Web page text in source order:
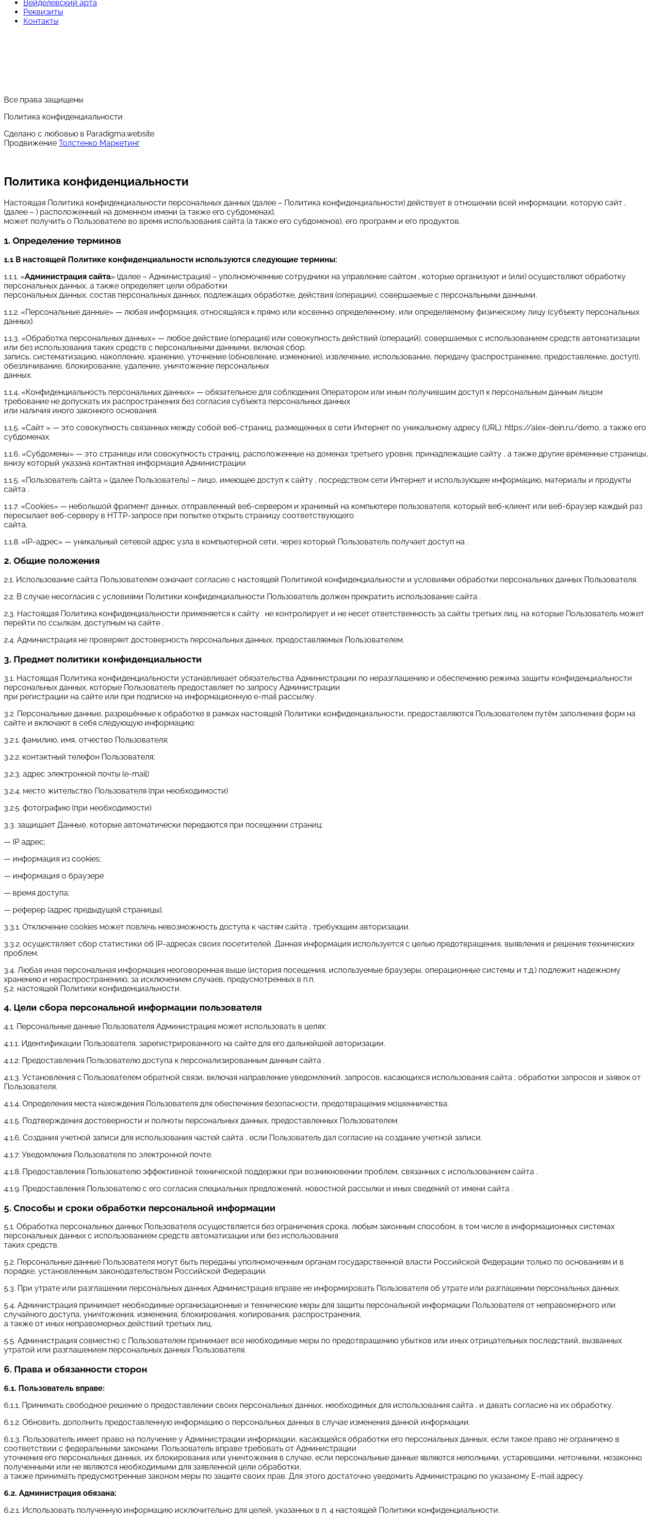
Вейделевский арта
Реквизиты
Контакты
Все права защищены
Политика конфиденциальности
Сделано с любовью в Paradigma.website
Продвижение Толстенко Маркетинг
Политика конфиденциальности
Настоящая Политика конфиденциальности персональных данных (далее – Политика конфиденциальности) действует в отношении всей информации, которую сайт ,
(далее – ) расположенный на доменном имени (а также его субдоменах),
может получить о Пользователе во время использования сайта (а также его субдоменов), его программ и его продуктов.
1. Определение терминов
1.1 В настоящей Политике конфиденциальности используются следующие термины:
1.1.1. «Администрация сайта» (далее – Администрация) – уполномоченные сотрудники на управление сайтом , которые организуют и (или) осуществляют обработку
персональных данных, а также определяет цели обработки
персональных данных, состав персональных данных, подлежащих обработке, действия (операции), совершаемые с персональными данными.
1.1.2. «Персональные данные» — любая информация, относящаяся к прямо или косвенно определенному, или определяемому физическому лицу (субъекту персональных
данных).
1.1.3. «Обработка персональных данных» — любое действие (операция) или совокупность действий (операций), совершаемых с использованием средств автоматизации
или без использования таких средств с персональными данными, включая сбор,
запись, систематизацию, накопление, хранение, уточнение (обновление, изменение), извлечение, использование, передачу (распространение, предоставление, доступ),
обезличивание, блокирование, удаление, уничтожение персональных
данных.
1.1.4. «Конфиденциальность персональных данных» — обязательное для соблюдения Оператором или иным получившим доступ к персональным данным лицом
требование не допускать их распространения без согласия субъекта персональных данных
или наличия иного законного основания.
1.1.5. «Сайт » — это совокупность связанных между собой веб-страниц, размещенных в сети Интернет по уникальному адресу (URL): https://alex-dein.ru/demo, а также его
субдоменах.
1.1.6. «Субдомены» — это страницы или совокупность страниц, расположенные на доменах третьего уровня, принадлежащие сайту , а также другие временные страницы,
внизу который указана контактная информация Администрации
1.1.5. «Пользователь сайта » (далее Пользователь) – лицо, имеющее доступ к сайту , посредством сети Интернет и использующее информацию, материалы и продукты
сайта .
1.1.7. «Cookies» — небольшой фрагмент данных, отправленный веб-сервером и хранимый на компьютере пользователя, который веб-клиент или веб-браузер каждый раз
пересылает веб-серверу в HTTP-запросе при попытке открыть страницу соответствующего
сайта.
1.1.8. «IP-адрес» — уникальный сетевой адрес узла в компьютерной сети, через который Пользователь получает доступ на .
2. Общие положения
2.1. Использование сайта Пользователем означает согласие с настоящей Политикой конфиденциальности и условиями обработки персональных данных Пользователя.
2.2. В случае несогласия с условиями Политики конфиденциальности Пользователь должен прекратить использование сайта .
2.3. Настоящая Политика конфиденциальности применяется к сайту . не контролирует и не несет ответственность за сайты третьих лиц, на которые Пользователь может
перейти по ссылкам, доступным на сайте .
2.4. Администрация не проверяет достоверность персональных данных, предоставляемых Пользователем.
3. Предмет политики конфиденциальности
3.1. Настоящая Политика конфиденциальности устанавливает обязательства Администрации по неразглашению и обеспечению режима защиты конфиденциальности
персональных данных, которые Пользователь предоставляет по запросу Администрации
при регистрации на сайте или при подписке на информационную e-mail рассылку.
3.2. Персональные данные, разрешённые к обработке в рамках настоящей Политики конфиденциальности, предоставляются Пользователем путём заполнения форм на
сайте и включают в себя следующую информацию:
3.2.1. фамилию, имя, отчество Пользователя;
3.2.2. контактный телефон Пользователя;
3.2.3. адрес электронной почты (e-mail)
3.2.4. место жительство Пользователя (при необходимости)
3.2.5. фотографию (при необходимости)
3.3. защищает Данные, которые автоматически передаются при посещении страниц:
— IP адрес;
— информация из cookies;
— информация о браузере
— время доступа;
— реферер (адрес предыдущей страницы).
3.3.1. Отключение cookies может повлечь невозможность доступа к частям сайта , требующим авторизации.
3.3.2. осуществляет сбор статистики об IP-адресах своих посетителей. Данная информация используется с целью предотвращения, выявления и решения технических
проблем.
3.4. Любая иная персональная информация неоговоренная выше (история посещения, используемые браузеры, операционные системы и т.д.) подлежит надежному
хранению и нераспространению, за исключением случаев, предусмотренных в п.п.
5.2. настоящей Политики конфиденциальности.
4. Цели сбора персональной информации пользователя
4.1. Персональные данные Пользователя Администрация может использовать в целях:
4.1.1. Идентификации Пользователя, зарегистрированного на сайте для его дальнейшей авторизации.
4.1.2. Предоставления Пользователю доступа к персонализированным данным сайта .
4.1.3. Установления с Пользователем обратной связи, включая направление уведомлений, запросов, касающихся использования сайта , обработки запросов и заявок от
Пользователя.
4.1.4. Определения места нахождения Пользователя для обеспечения безопасности, предотвращения мошенничества.
4.1.5. Подтверждения достоверности и полноты персональных данных, предоставленных Пользователем.
4.1.6. Создания учетной записи для использования частей сайта , если Пользователь дал согласие на создание учетной записи.
4.1.7. Уведомления Пользователя по электронной почте.
4.1.8. Предоставления Пользователю эффективной технической поддержки при возникновении проблем, связанных с использованием сайта .
4.1.9. Предоставления Пользователю с его согласия специальных предложений, новостной рассылки и иных сведений от имени сайта .
5. Способы и сроки обработки персональной информации
5.1. Обработка персональных данных Пользователя осуществляется без ограничения срока, любым законным способом, в том числе в информационных системах
персональных данных с использованием средств автоматизации или без использования
таких средств.
5.2. Персональные данные Пользователя могут быть переданы уполномоченным органам государственной власти Российской Федерации только по основаниям и в
порядке, установленным законодательством Российской Федерации.
5.3. При утрате или разглашении персональных данных Администрация вправе не информировать Пользователя об утрате или разглашении персональных данных.
5.4. Администрация принимает необходимые организационные и технические меры для защиты персональной информации Пользователя от неправомерного или
случайного доступа, уничтожения, изменения, блокирования, копирования, распространения,
а также от иных неправомерных действий третьих лиц.
5.5. Администрация совместно с Пользователем принимает все необходимые меры по предотвращению убытков или иных отрицательных последствий, вызванных
утратой или разглашением персональных данных Пользователя.
6. Права и обязанности сторон
6.1. Пользователь вправе:
6.1.1. Принимать свободное решение о предоставлении своих персональных данных, необходимых для использования сайта , и давать согласие на их обработку.
6.1.2. Обновить, дополнить предоставленную информацию о персональных данных в случае изменения данной информации.
6.1.3. Пользователь имеет право на получение у Администрации информации, касающейся обработки его персональных данных, если такое право не ограничено в
соответствии с федеральными законами. Пользователь вправе требовать от Администрации
уточнения его персональных данных, их блокирования или уничтожения в случае, если персональные данные являются неполными, устаревшими, неточными, незаконно
полученными или не являются необходимыми для заявленной цели обработки,
а также принимать предусмотренные законом меры по защите своих прав. Для этого достаточно уведомить Администрацию по указаному E-mail адресу.
6.2. Администрация обязана:
6.2.1. Использовать полученную информацию исключительно для целей, указанных в п. 4 настоящей Политики конфиденциальности.